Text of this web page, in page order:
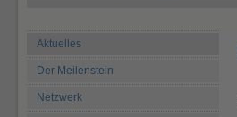
Aktuelles
Der Meilenstein
Netzwerk